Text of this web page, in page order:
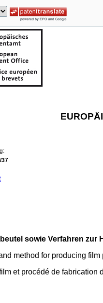
37
sowie Verfahren
method for producing
et procédé de fabrication